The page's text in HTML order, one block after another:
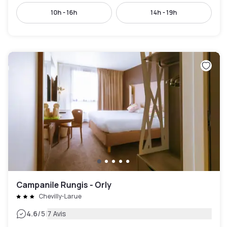
10h - 16h 14h - 19h
Campanile Rungis - Orly
Chevilly-Larue
4.6/5|7 Avis